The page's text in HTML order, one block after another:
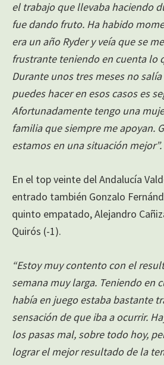
el trabajo que llevaba haciendo
fue dando fruto. Ha habido
era un año Ryder y veía que se
frustrante teniendo en cuenta lo
Durante unos tres meses no
puedes hacer en esos casos es
Afortunadamente tengo una
familia que siempre me apoyan.
estamos en una situación mejor”.
En el top veinte del Andalucía
entrado también Gonzalo
quinto empatado, Alejandro
Quirós (-1).
“Estoy muy contento con el
semana muy larga. Teniendo en
había en juego estaba bastante
sensación de que iba a ocurrir.
los pasas mal, sobre todo hoy,
lograr el mejor resultado de la